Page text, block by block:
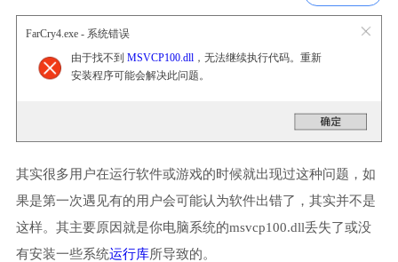
FarCry4.exe - 系统错误
由于找不到 MSVCP100.dll，无法继续执行代码。重新
安装程序可能会解决此问题。
其实很多用户在运行软件或游戏的时候就出现过这种问题，如
果是第一次遇见有的用户会可能认为软件出错了，其实并不是
这样。其主要原因就是你电脑系统的msvcp100.dll丢失了或没
有安装一些系统运行库所导致的。